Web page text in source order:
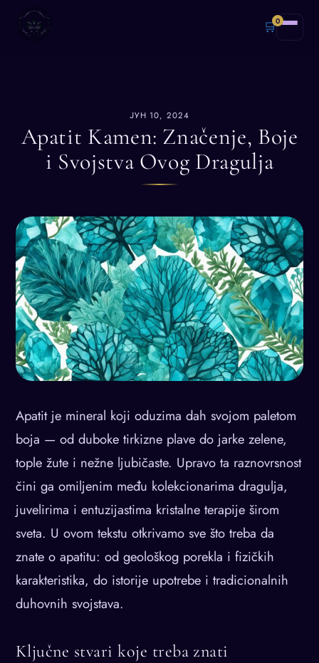
🛒0
ЈУН 10, 2024
Apatit Kamen: Značenje, Boje
i Svojstva Ovog Dragulja
Apatit je mineral koji oduzima dah svojom paletom
boja — od duboke tirkizne plave do jarke zelene,
tople žute i nežne ljubičaste. Upravo ta raznovrsnost
čini ga omiljenim među kolekcionarima dragulja,
juvelirima i entuzijastima kristalne terapije širom
sveta. U ovom tekstu otkrivamo sve što treba da
znate o apatitu: od geološkog porekla i fizičkih
karakteristika, do istorije upotrebe i tradicionalnih
duhovnih svojstava.
Ključne stvari koje treba znati